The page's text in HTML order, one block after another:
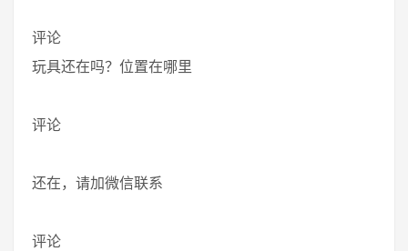
评论
玩具还在吗？位置在哪里
评论
还在，请加微信联系
评论